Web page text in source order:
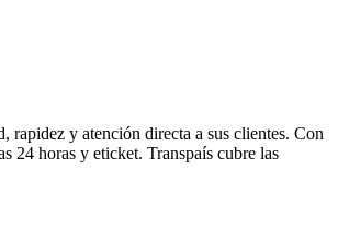
rapidez y atención directa a sus clientes. Con
24 horas y eticket. Transpaís cubre las